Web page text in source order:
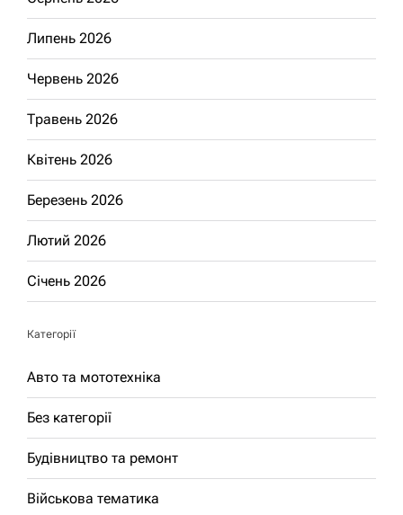
Липень 2026
Червень 2026
Травень 2026
Квітень 2026
Березень 2026
Лютий 2026
Січень 2026
Категорії
Авто та мототехніка
Без категорії
Будівництво та ремонт
Військова тематика